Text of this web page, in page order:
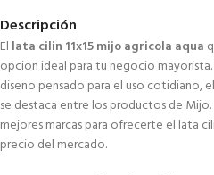
Descripción
El lata cilin 11x15 mijo agricola aqua
opcion ideal para tu negocio
diseno pensado para el uso cotidiano,
se destaca entre los productos de
mejores marcas para ofrecerte el lata
precio del mercado.